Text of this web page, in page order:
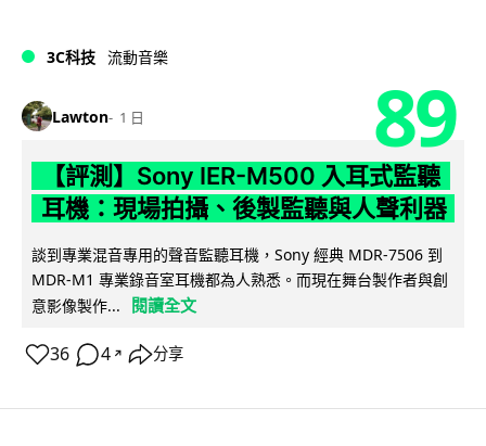
3C科技 流動音樂
Lawton 1 日 89
【評測】Sony IER-M500 入耳式監聽
耳機：現場拍攝、後製監聽與人聲利器
談到專業混音專用的聲音監聽耳機，Sony 經典 MDR-7506 到
MDR-M1 專業錄音室耳機都為人熟悉。而現在舞台製作者與創
意影像製作...
閱讀全文
36 4 ↗ 分享